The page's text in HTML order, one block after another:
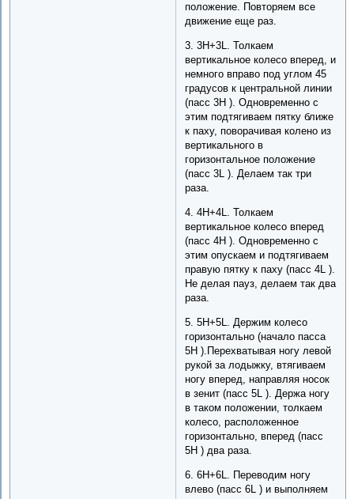
положение. Повторяем все
движение еще раз.
3. 3H+3L. Толкаем
вертикальное колесо вперед, и
немного вправо под углом 45
градусов к центральной линии
(пасс 3H ). Одновременно с
этим подтягиваем пятку ближе
к паху, поворачивая колено из
вертикального в
горизонтальное положение
(пасс 3L ). Делаем так три
раза.
4. 4H+4L. Толкаем
вертикальное колесо вперед
(пасс 4H ). Одновременно с
этим опускаем и подтягиваем
правую пятку к паху (пасс 4L ).
Не делая пауз, делаем так два
раза.
5. 5H+5L. Держим колесо
горизонтально (начало пасса
5H ).Перехватывая ногу левой
рукой за лодыжку, втягиваем
ногу вперед, направляя носок
в зенит (пасс 5L ). Держа ногу
в таком положении, толкаем
колесо, расположенное
горизонтально, вперед (пасс
5H ) два раза.
6. 6H+6L. Переводим ногу
влево (пасс 6L ) и выполняем